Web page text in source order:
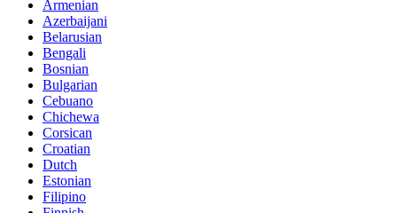
Armenian
Azerbaijani
Belarusian
Bengali
Bosnian
Bulgarian
Cebuano
Chichewa
Corsican
Croatian
Dutch
Estonian
Filipino